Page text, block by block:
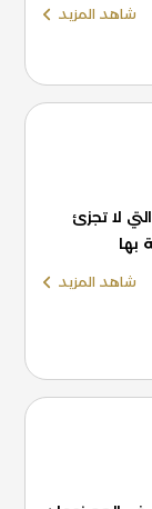
شاهد المزيد
لا تجزئ
بها
شاهد المزيد